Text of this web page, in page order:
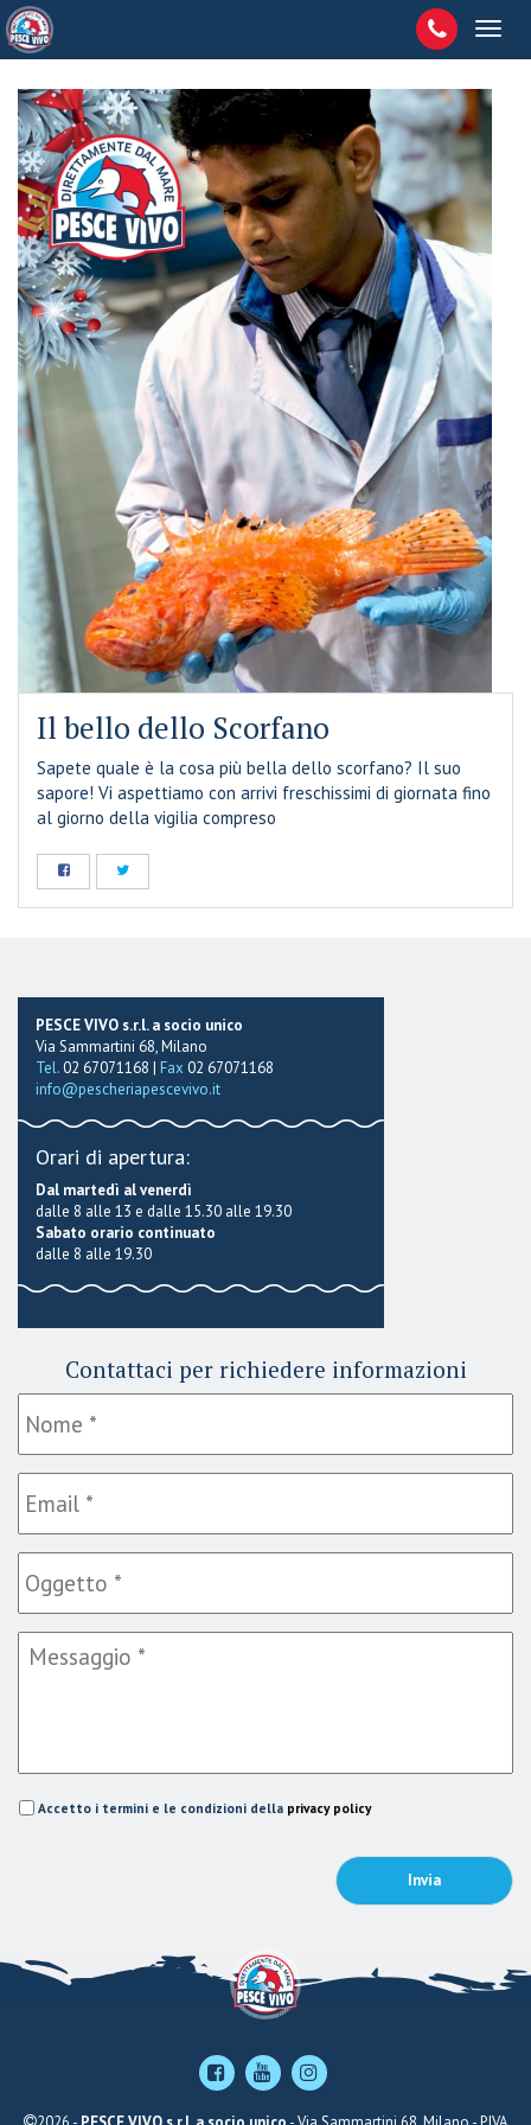
Il bello dello Scorfano
Sapete quale è la cosa più bella dello scorfano? Il suo
sapore! Vi aspettiamo con arrivi freschissimi di giornata fino
al giorno della vigilia compreso
PESCE VIVO s.r.l. a socio unico
Via Sammartini 68, Milano
Tel.02 67071168 | Fax 02 67071168
info@pescheriapescevivo.it
Orari di apertura:
Dal martedì al venerdì
dalle 8 alle 13 e dalle 15.30 alle 19.30
Sabato orario continuato
dalle 8 alle 19.30
Contattaci per richiedere informazioni
Accetto i termini e le condizioni della privacy policy